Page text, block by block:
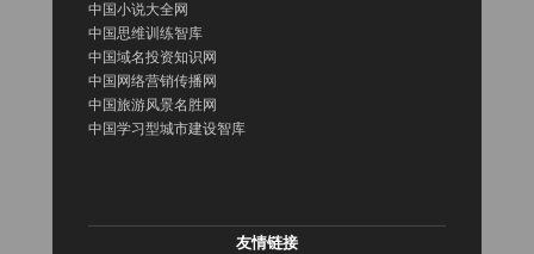
中国小说大全网
中国思维训练智库
中国域名投资知识网
中国网络营销传播网
中国旅游风景名胜网
中国学习型城市建设智库
友情链接